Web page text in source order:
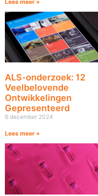
Lees meer »
ALS-onderzoek: 12
Veelbelovende
Ontwikkelingen
Gepresenteerd
6 december 2024
Lees meer »